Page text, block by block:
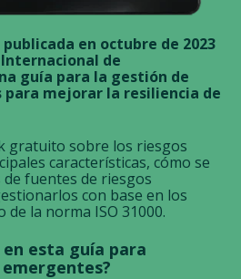
publicada en octubre de 2023
de
guía para la gestión de
mejorar la resiliencia de
gratuito sobre los riesgos
características, cómo se
fuentes de riesgos
con base en los
la norma ISO 31000.
esta guía para